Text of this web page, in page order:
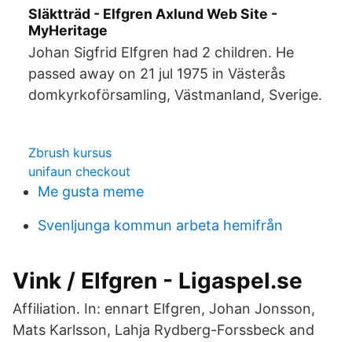
Släktträd - Elfgren Axlund Web Site -
MyHeritage
Johan Sigfrid Elfgren had 2 children. He
passed away on 21 jul 1975 in Västerås
domkyrkoförsamling, Västmanland, Sverige.
Zbrush kursus
unifaun checkout
Me gusta meme
Svenljunga kommun arbeta hemifrån
Vink / Elfgren - Ligaspel.se
Affiliation. In: ennart Elfgren, Johan Jonsson,
Mats Karlsson, Lahja Rydberg-Forssbeck and